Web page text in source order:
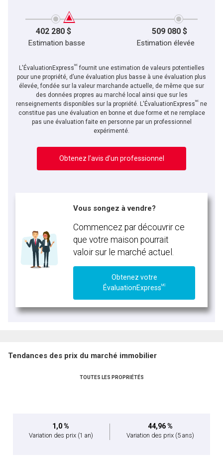
402 280 $ 509 080 $
Estimation basse Estimation élevée
L'ÉvaluationExpressMCfournit une estimation de valeurs potentielles
pour une propriété, d’une évaluation plus basse à une évaluation plus
élevée, fondée sur la valeur marchande actuelle, de même que sur
des données propres au marché local ainsi que sur les
renseignements disponibles sur la propriété. L'ÉvaluationExpressMC ne
constitue pas une évaluation en bonne et due forme et ne remplace
pas une évaluation faite en personne par un professionnel
expérimenté.
Obtenez l’avis d’un professionnel
Vous songez à vendre?
Commencez par découvrir ce
que votre maison pourrait
valoir sur le marché actuel.
Obtenez votre
ÉvaluationExpressMC
Tendances des prix du marché immobilier
TOUTES LES PROPRIÉTÉS
1,0 %
Variation des prix (1 an)
44,96 %
Variation des prix (5 ans)